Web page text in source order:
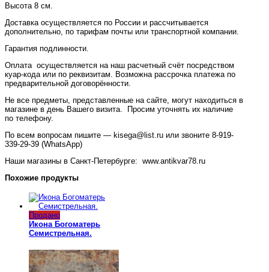
Высота 8 см.
Доставка осуществляется по России и рассчитывается
дополнительно, по тарифам почты или транспортной компании.
Гарантия подлинности.
Оплата осуществляется на наш расчетный счёт посредством
куар-кода или по реквизитам. Возможна рассрочка платежа по
предварительной договорённости.
Не все предметы, представленные на сайте, могут находиться в
магазине в день Вашего визита. Просим уточнять их наличие
по телефону.
По всем вопросам пишите — kisega@list.ru или звоните 8-919-
339-29-39 (WhatsApp)
Наши магазины в Санкт-Петербурге: www.antikvar78.ru
Похожие продукты
Продано
Икона Богоматерь
Семистрельная.